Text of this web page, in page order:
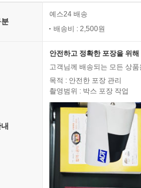
예스24 배송
배송비 : 2,500원
안전하고 정확한 포장을 위
고객님께 배송되는 모든 상
목적 : 안전한 포장 관리
촬영범위 : 박스 포장 작업